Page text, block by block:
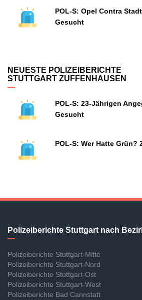
POL-S: Opel Contra
Gesucht
NEUESTE POLIZEIBERICHTE
STUTTGART ZUFFENHAUSEN
POL-S: 23-Jährigen
Gesucht
POL-S: Wer Hatte Grün?
Polizeiberichte Stuttgart nach
Polizeiberichte Stuttgart-Mitte
Polizeiberichte Stuttgart-Nord
Polizeiberichte Stuttgart-Ost
Polizeiberichte Stuttgart-West
Polizeiberichte Bad Cannstatt